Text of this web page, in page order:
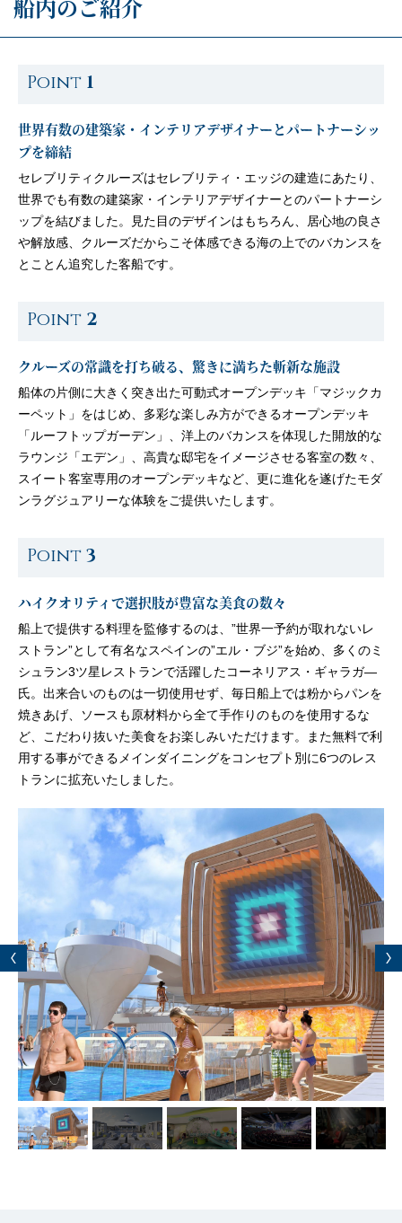
船内のご紹介
Point 1
世界有数の建築家・インテリアデザイナーとパートナーシッ
プを締結
セレブリティクルーズはセレブリティ・エッジの建造にあたり、
世界でも有数の建築家・インテリアデザイナーとのパートナーシ
ップを結びました。見た目のデザインはもちろん、居心地の良さ
や解放感、クルーズだからこそ体感できる海の上でのバカンスを
とことん追究した客船です。
Point 2
クルーズの常識を打ち破る、驚きに満ちた斬新な施設
船体の片側に大きく突き出た可動式オープンデッキ「マジックカ
ーペット」をはじめ、多彩な楽しみ方ができるオープンデッキ
「ルーフトップガーデン」、洋上のバカンスを体現した開放的な
ラウンジ「エデン」、高貴な邸宅をイメージさせる客室の数々、
スイート客室専用のオープンデッキなど、更に進化を遂げたモダ
ンラグジュアリーな体験をご提供いたします。
Point3
ハイクオリティで選択肢が豊富な美食の数々
船上で提供する料理を監修するのは、”世界一予約が取れないレ
ストラン”として有名なスペインの”エル・ブジ”を始め、多くのミ
シュラン3ツ星レストランで活躍したコーネリアス・ギャラガ—
氏。出来合いのものは一切使用せず、毎日船上では粉からパンを
焼きあげ、ソースも原材料から全て手作りのものを使用するな
ど、こだわり抜いた美食をお楽しみいただけます。また無料で利
用する事ができるメインダイニングをコンセプト別に6つのレス
トランに拡充いたしました。